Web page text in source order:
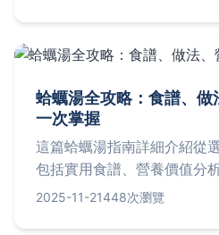
蛤蠣湯全攻略：食譜、
一次掌握
這篇蛤蠣湯指南詳細介紹從
包括實用食譜、營養價值分
常見問題解答。無論您是想
2025-11-21448次瀏覽